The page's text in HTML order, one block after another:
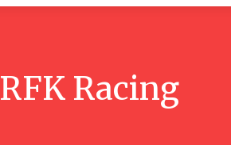
RFK Racing